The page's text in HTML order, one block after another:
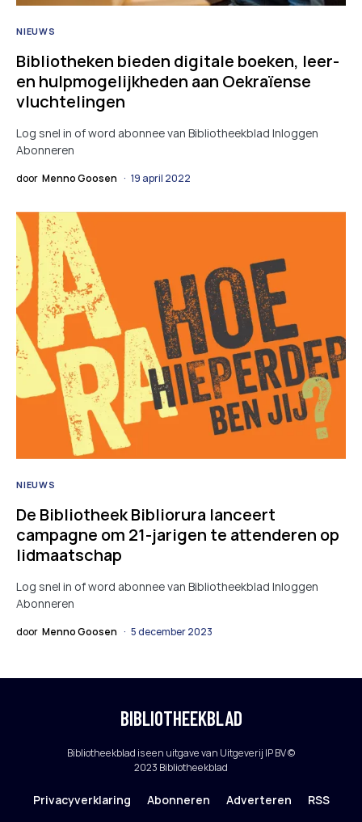
NIEUWS
Bibliotheken bieden digitale boeken, leer-
en hulpmogelijkheden aan Oekraïense
vluchtelingen
Log snel in of word abonnee van Bibliotheekblad Inloggen
Abonneren
door Menno Goosen 19 april 2022
NIEUWS
De Bibliotheek Bibliorura lanceert
campagne om 21-jarigen te attenderen op
lidmaatschap
Log snel in of word abonnee van Bibliotheekblad Inloggen
Abonneren
door Menno Goosen 5 december 2023
BIBLIOTHEEKBLAD
Bibliotheekblad is een uitgave van Uitgeverij IP BV ©
2023 Bibliotheekblad
Privacyverklaring Abonneren Adverteren RSS